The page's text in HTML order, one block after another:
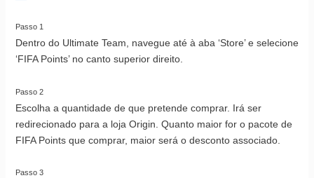
Passo 1
Dentro do Ultimate Team, navegue até à aba ‘Store’ e selecione
‘FIFA Points’ no canto superior direito.
Passo 2
Escolha a quantidade de que pretende comprar. Irá ser
redirecionado para a loja Origin. Quanto maior for o pacote de
FIFA Points que comprar, maior será o desconto associado.
Passo 3